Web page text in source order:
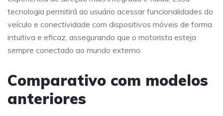
tecnologia permitirá ao usuário acessar funcionalidades do
veículo e conectividade com dispositivos móveis de forma
intuitiva e eficaz, assegurando que o motorista esteja
sempre conectado ao mundo externo.
Comparativo com modelos
anteriores